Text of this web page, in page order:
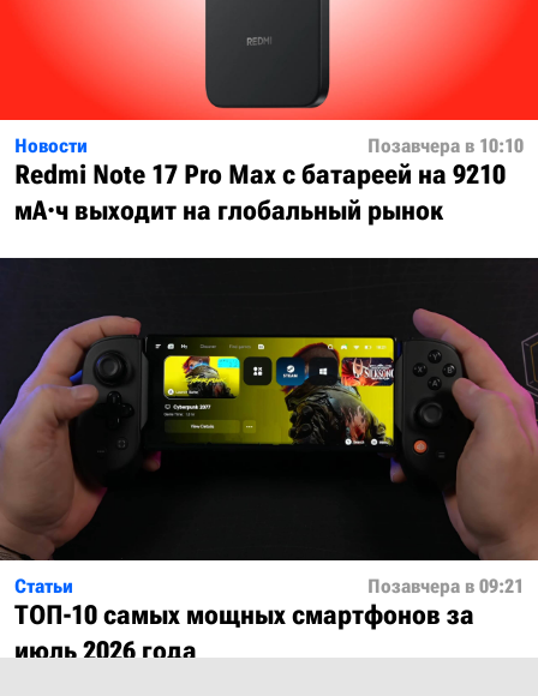
Новости Позавчера в 10:10
Redmi Note 17 Pro Max с батареей на 9210
мА·ч выходит на глобальный рынок
Статьи Позавчера в 09:21
ТОП-10 самых мощных смартфонов за
июль 2026 года